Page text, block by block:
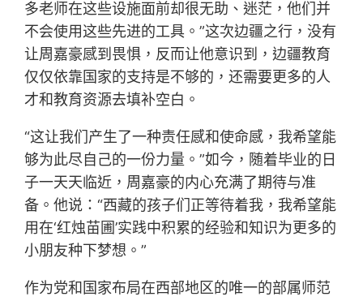
多老师在这些设施面前却很无助、迷茫，他们并
不会使用这些先进的工具。”这次边疆之行，没有
让周嘉豪感到畏惧，反而让他意识到，边疆教育
仅仅依靠国家的支持是不够的，还需要更多的人
才和教育资源去填补空白。
“这让我们产生了一种责任感和使命感，我希望能
够为此尽自己的一份力量。”如今，随着毕业的日
子一天天临近，周嘉豪的内心充满了期待与准
备。他说：“西藏的孩子们正等待着我，我希望能
用在‘红烛苗圃’实践中积累的经验和知识为更多的
小朋友种下梦想。”
作为党和国家布局在西部地区的唯一的部属师范